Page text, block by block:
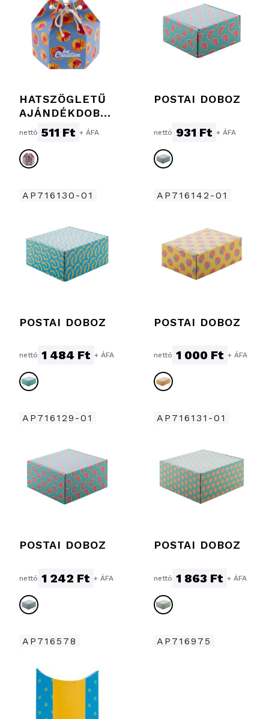
HATSZÖGLETŰ
AJÁNDÉKDOBO
nettó 511 Ft + ÁFA
POSTAI DOBOZ
nettó 931 Ft + ÁFA
AP716130-01
POSTAI DOBOZ
nettó 1 484 Ft + ÁFA
AP716142-01
POSTAI DOBOZ
nettó 1 000 Ft + ÁFA
AP716129-01
POSTAI DOBOZ
nettó 1 242 Ft + ÁFA
AP716131-01
POSTAI DOBOZ
nettó 1 863 Ft + ÁFA
AP716578 AP716975